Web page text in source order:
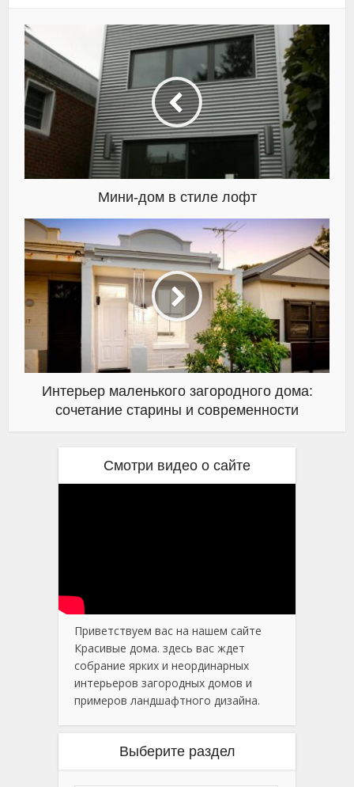
Мини-дом в стиле лофт
Интерьер маленького загородного дома:
сочетание старины и современности
Смотри видео о сайте
Приветствуем вас на нашем сайте
Красивые дома. здесь вас ждет
собрание ярких и неординарных
интерьеров загородных домов и
примеров ландшафтного дизайна.
Выберите раздел